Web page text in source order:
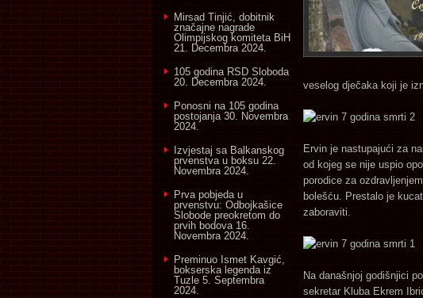
veselog dječaka koji je
Ervin je nastupajući za
od kojeg se nije uspio
porodice za
bolešću. Prestalo je
zaboraviti.
Na današnjoj godišnjici
sekretar Kluba Ekrem
Mirsad Tinjić, dobitnik
značajne nagrade
Olimpijskog komiteta BiH
21. Decembra 2024.
105 godina RSD Sloboda
20. Decembra 2024.
Ponosni na 105 godina
postojanja 30. Novembra
2024.
Izvjestaj sa Balkanskog
prvenstva u boksu 22.
Novembra 2024.
Prva pobjeda u
prvenstvu: Odbojkašice
Slobode preokretom do
prvih bodova 16.
Novembra 2024.
Preminuo Ismet Kavgić,
bokserska legenda iz
Tuzle 5. Septembra
2024.